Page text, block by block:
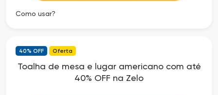
Como usar?
40% OFF Oferta
Toalha de mesa e lugar americano com até
40% OFF na Zelo